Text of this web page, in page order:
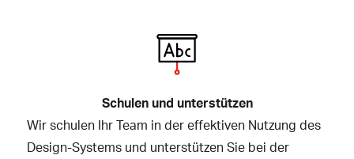
Schulen und unterstützen
Wir schulen Ihr Team in der effektiven Nutzung des
Design-Systems und unterstützen Sie bei der